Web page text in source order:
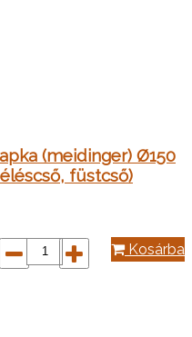
(meidinger) Ø150
füstcső)
Kosárba